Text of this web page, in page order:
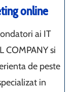
online
ai IT
COMPANY si
de peste
in